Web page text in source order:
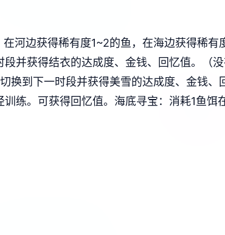
河边获得稀有度1~2的鱼，在海边获得稀有
并获得结衣的达成度、金钱、回忆值。（没
换到下一时段并获得美雪的达成度、金钱、
练。可获得回忆值。 海底寻宝：消耗1鱼饵